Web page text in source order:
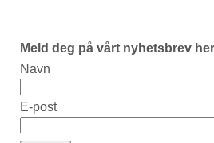
Meld deg på vårt nyhetsbrev her
Navn
E-post